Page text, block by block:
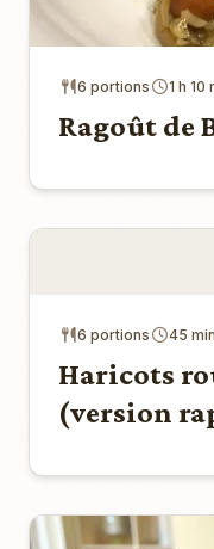
6 portions 1 h 10
Ragoût de
6 portions 45 min
Haricots
(version